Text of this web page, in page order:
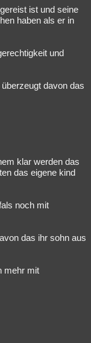
ist und seine
haben als er in
und
davon das
klar werden das
das eigene kind
noch mit
das ihr sohn aus
mehr mit